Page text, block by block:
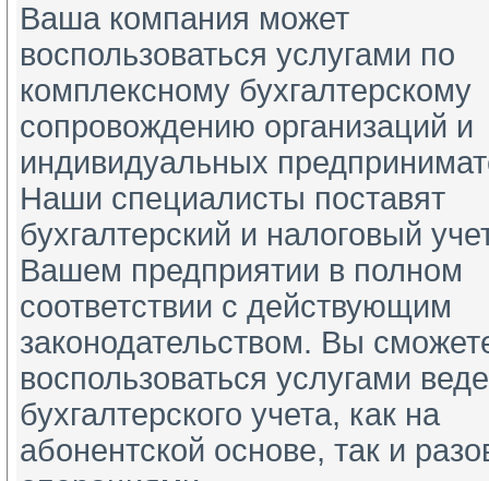
Ваша компания может
воспользоваться услугами по
комплексному бухгалтерскому
сопровождению организаций и
индивидуальных
Наши специалисты поставят
бухгалтерский и налоговый
Вашем предприятии в полном
соответствии с действующим
законодательством. Вы
воспользоваться услугами
бухгалтерского учета, как на
абонентской основе, так и